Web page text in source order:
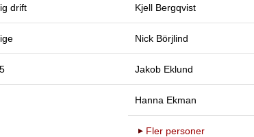
drift Kjell Bergqvist
Nick Börjlind
Jakob Eklund
Hanna Ekman
Fler personer